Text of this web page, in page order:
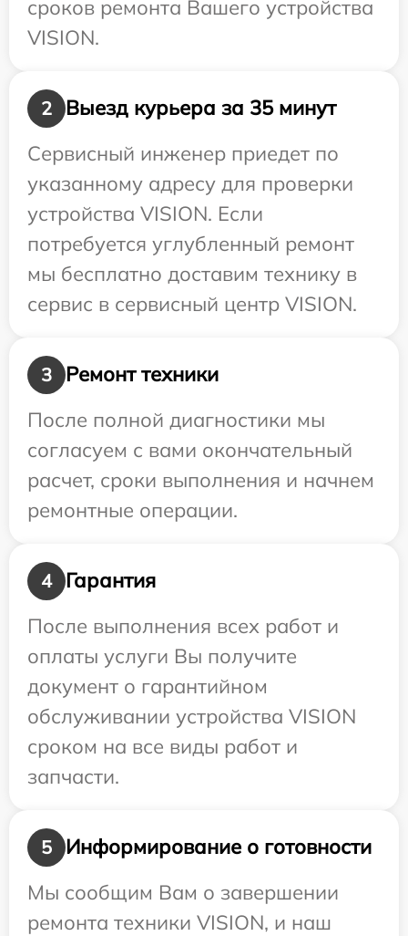
сроков ремонта Вашего устройства
VISION.
2
Выезд курьера за 35 минут
Сервисный инженер приедет по
указанному адресу для проверки
устройства VISION. Если
потребуется углубленный ремонт
мы бесплатно доставим технику в
сервис в сервисный центр VISION.
3
Ремонт техники
После полной диагностики мы
согласуем с вами окончательный
расчет, сроки выполнения и начнем
ремонтные операции.
4
Гарантия
После выполнения всех работ и
оплаты услуги Вы получите
документ о гарантийном
обслуживании устройства VISION
сроком на все виды работ и
запчасти.
5
Информирование о готовности
Мы сообщим Вам о завершении
ремонта техники VISION, и наш